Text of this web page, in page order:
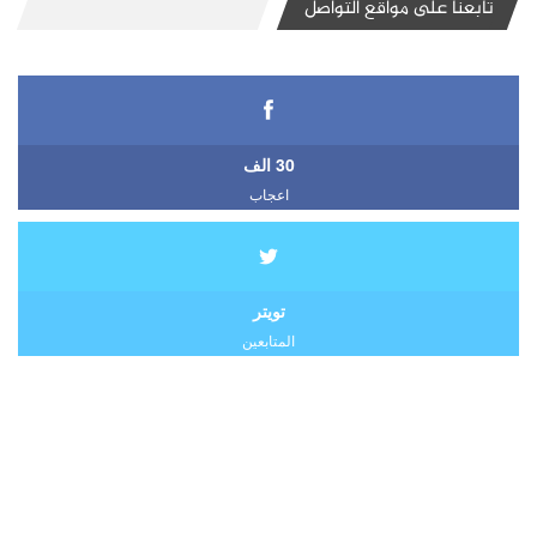
تابعنا على مواقع التواصل
30 الف
اعجاب
تويتر
المتابعين